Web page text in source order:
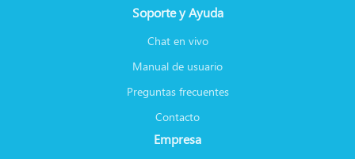
Soporte y Ayuda
Chat en vivo
Manual de usuario
Preguntas frecuentes
Contacto
Empresa